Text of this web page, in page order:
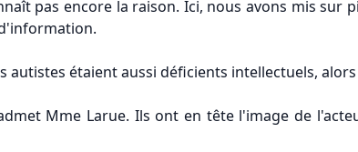
pas encore la raison. Ici, nous avons mis sur
autistes étaient aussi déficients intellectuels,
Mme Larue. Ils ont en tête l'image de